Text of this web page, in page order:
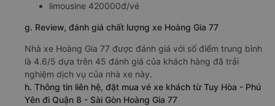
limousine 420000đ/vé
g. Review, đánh giá chất lượng xe Hoàng Gia 77
Nhà xe Hoàng Gia 77 được đánh giá với số điểm trung bình
là 4.6/5 dựa trên 45 đánh giá của khách hàng đã trải
nghiệm dịch vụ của nhà xe này.
h. Thông tin liên hệ, đặt mua vé xe khách từ Tuy Hòa - Phú
Yên đi Quận 8 - Sài Gòn Hoàng Gia 77